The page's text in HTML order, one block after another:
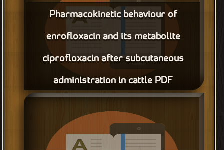
Pharmacokinetic behaviour of
enrofloxacin and its metabolite
ciprofloxacin after subcutaneous
administration in cattle PDF
قراءة و تحميل كتاب Pharmacokinetic behaviour of enrofloxacin
and its metabolite ciprofloxacin after subcutaneous
administration in cattle PDF مجانا